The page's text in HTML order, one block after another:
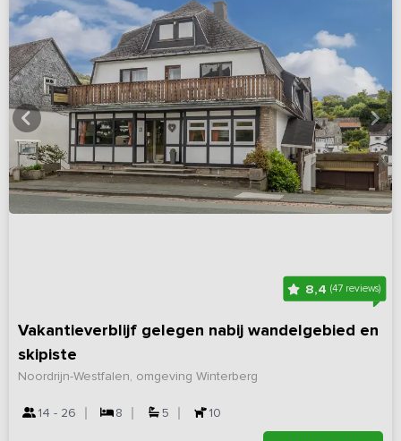
8,4 (47 reviews)
Vakantieverblijf gelegen nabij wandelgebied en
skipiste
Noordrijn-Westfalen, omgeving Winterberg
14 - 26 8 5 10